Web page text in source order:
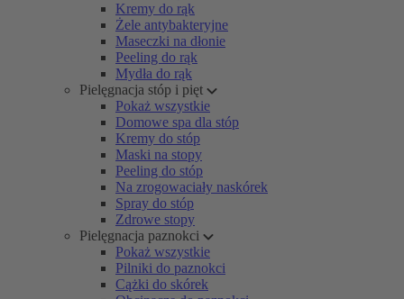
Kremy do rąk
Żele antybakteryjne
Maseczki na dłonie
Peeling do rąk
Mydła do rąk
Pielęgnacja stóp i pięt
Pokaż wszystkie
Domowe spa dla stóp
Kremy do stóp
Maski na stopy
Peeling do stóp
Na zrogowaciały naskórek
Spray do stóp
Zdrowe stopy
Pielęgnacja paznokci
Pokaż wszystkie
Pilniki do paznokci
Cążki do skórek